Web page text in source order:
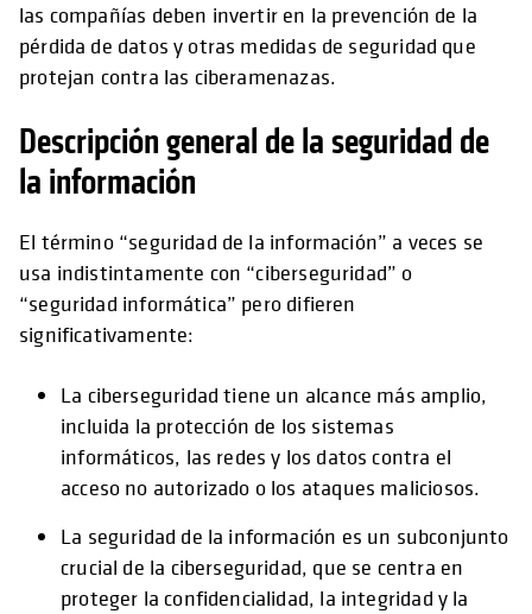
las compañías deben invertir en la prevención de la
pérdida de datos y otras medidas de seguridad que
protejan contra las ciberamenazas.
Descripción general de la seguridad de
la información
El término “seguridad de la información” a veces se
usa indistintamente con “ciberseguridad” o
“seguridad informática” pero difieren
significativamente:
La ciberseguridad tiene un alcance más amplio,
incluida la protección de los sistemas
informáticos, las redes y los datos contra el
acceso no autorizado o los ataques maliciosos.
La seguridad de la información es un subconjunto
crucial de la ciberseguridad, que se centra en
proteger la confidencialidad, la integridad y la